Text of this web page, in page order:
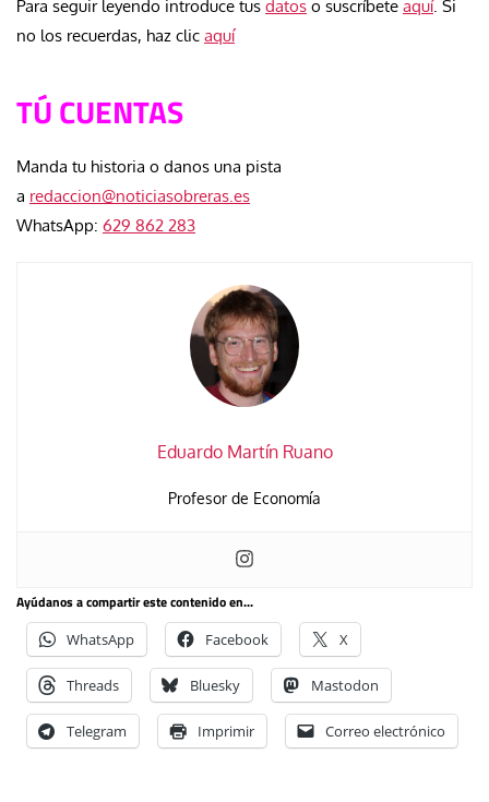
Para seguir leyendo introduce tus datos o suscríbete aquí. Si
no los recuerdas, haz clic aquí
TÚ CUENTAS
Manda tu historia o danos una pista
a redaccion@noticiasobreras.es
WhatsApp: 629 862 283
Eduardo Martín Ruano
Profesor de Economía
Ayúdanos a compartir este contenido en...
WhatsApp Facebook X
Threads Bluesky Mastodon
Telegram Imprimir Correo electrónico